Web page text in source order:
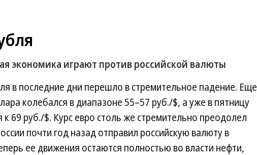
экономика играют против российской валюты
в последние дни перешло в стремительное падение. Еще
колебался в диапазоне 55–57 руб./$, а уже в пятницу
к 69 руб./$. Курс евро столь же стремительно преодолел
почти год назад отправил российскую валюту в
ее движения остаются полностью во власти нефти,